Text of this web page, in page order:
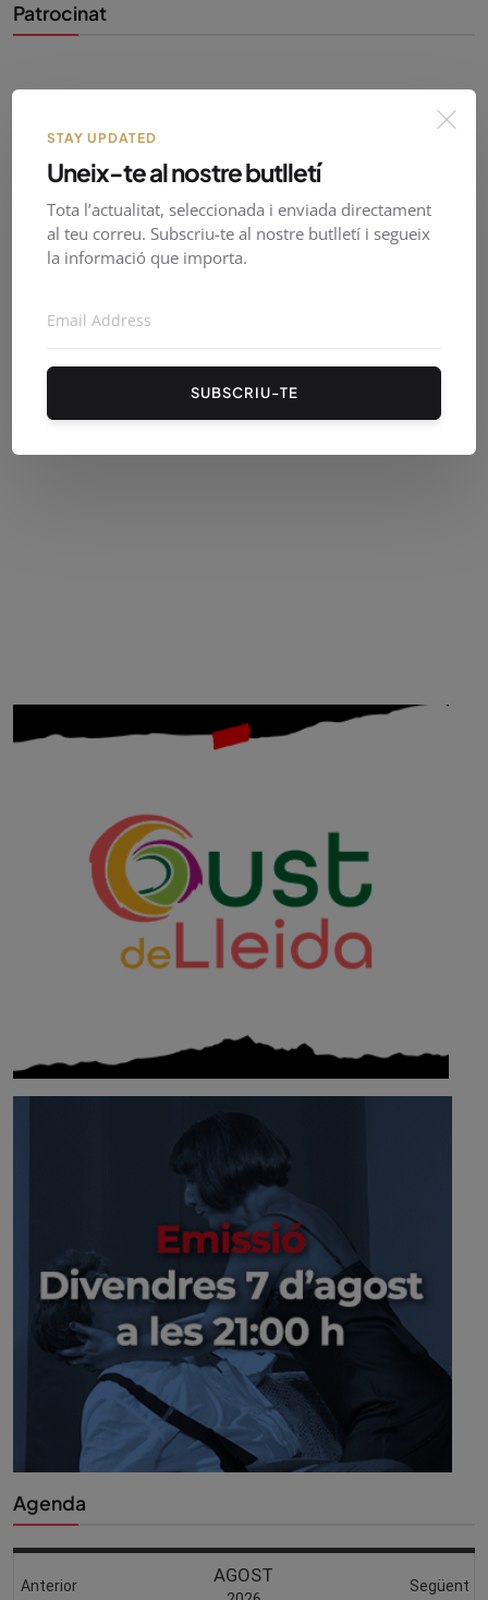
Patrocinat
PirineusTV en directe
Agenda
STAY UPDATED
Uneix-te al nostre butlletí
Tota l’actualitat, seleccionada i enviada directament
al teu correu. Subscriu-te al nostre butlletí i segueix
la informació que importa.
SUBSCRIU-TE